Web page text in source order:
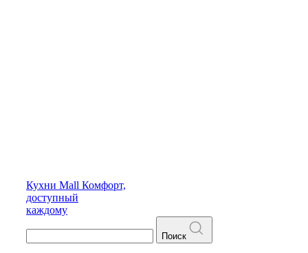
Кухни Mall Комфорт,
доступный
каждому
Поиск